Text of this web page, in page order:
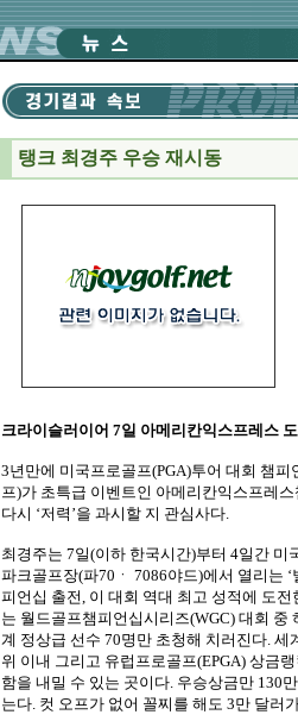
탱크 최경주 우승 재시동
크라이슬러이어 7일 아메리칸익스프레스
3년만에 미국프로골프(PGA)투어 대회 챔피
프)가 초특급 이벤트인 아메리칸익스프레
다시 ‘저력’을 과시할 지 관심사다.
최경주는 7일(이하 한국시간)부터 4일간
파크골프장(파70ㆍ 7086야드)에서 열리는
피언십 출전, 이 대회 역대 최고 성적에 도
는 월드골프챔피언십시리즈(WGC) 대회 중
계 정상급 선수 70명만 초청해 치러진다. 세
위 이내 그리고 유럽프로골프(EPGA) 상금
함을 내밀 수 있는 곳이다. 우승상금만 130
는다. 컷 오프가 없어 꼴찌를 해도 3만 달러